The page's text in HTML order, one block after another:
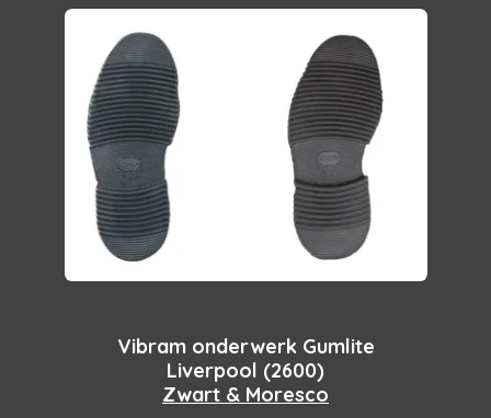
Vibram onderwerk Gumlite
Liverpool (2600)
Zwart & Moresco